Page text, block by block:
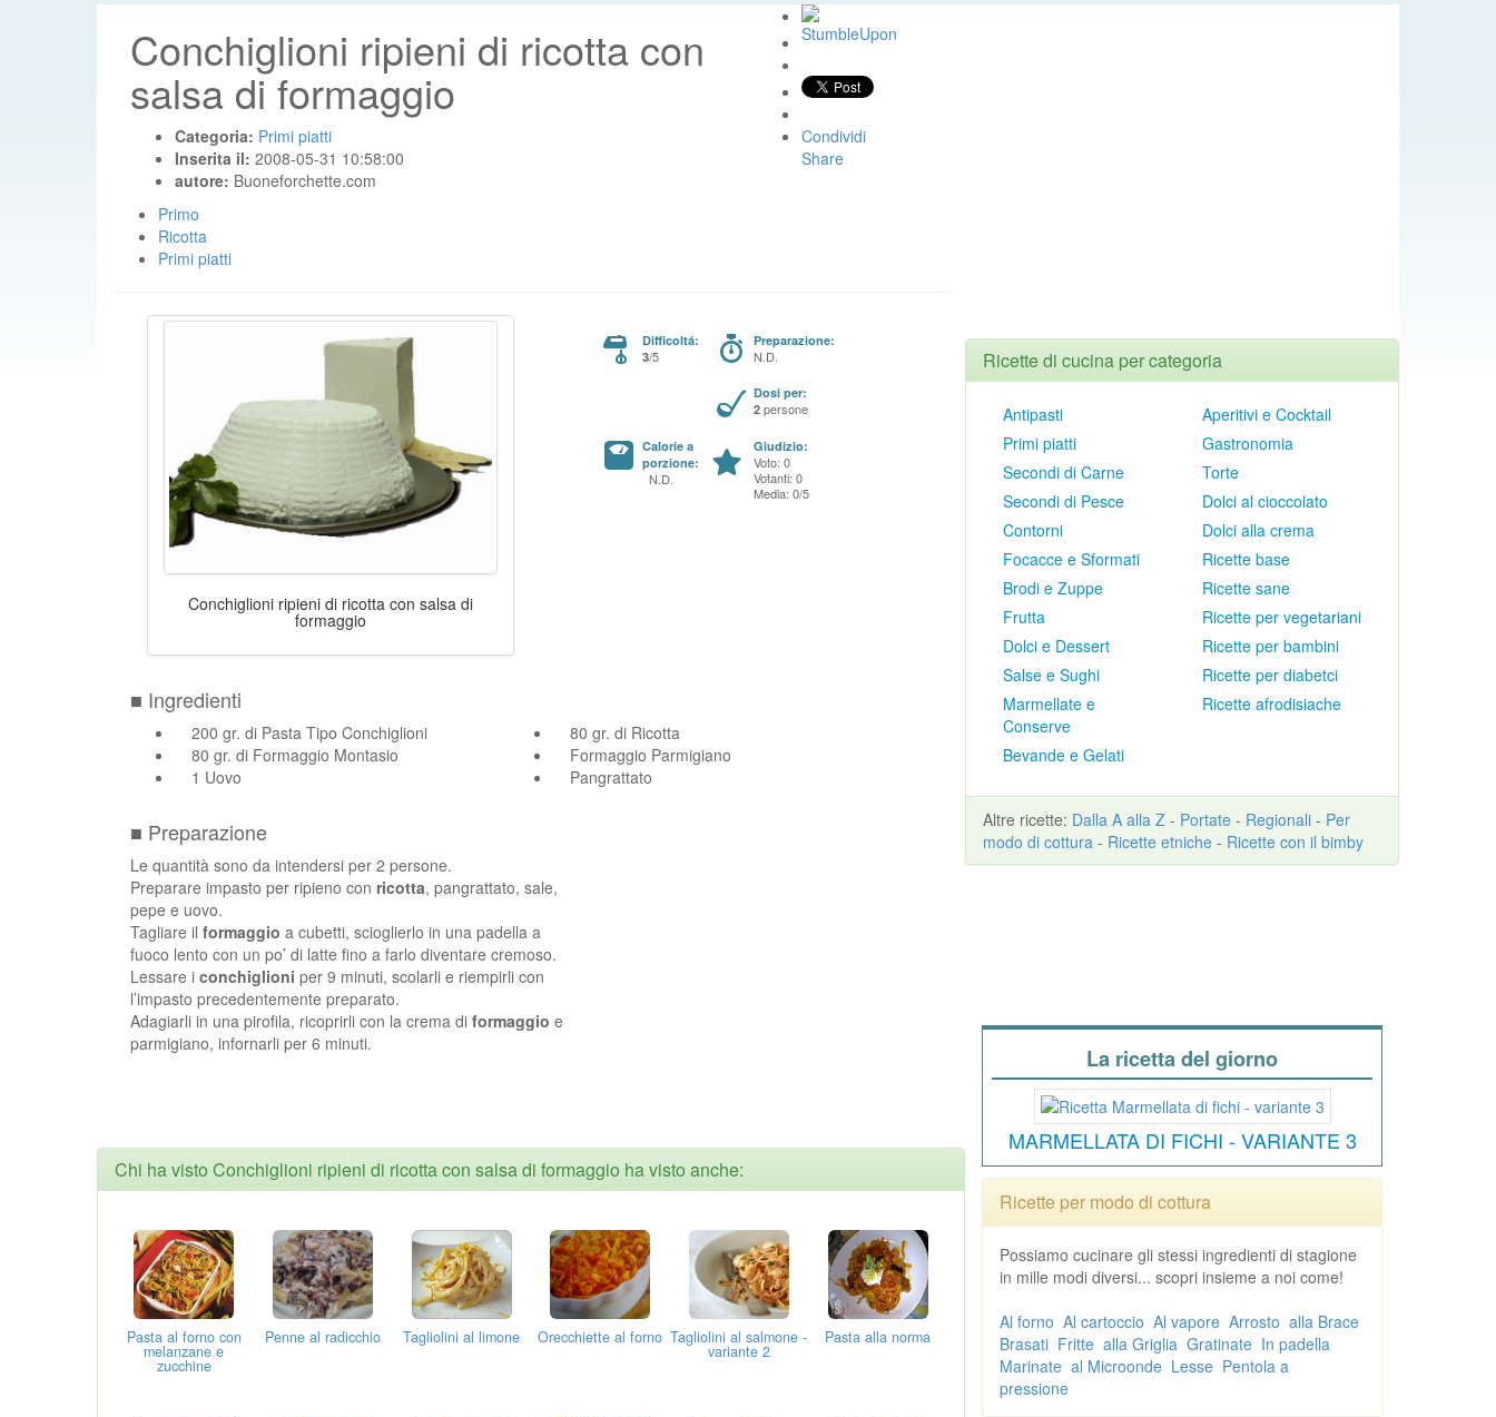
Conchiglioni ripieni di ricotta con
salsa di formaggio
Categoria: Primi piatti
Inserita il: 2008-05-31 10:58:00
autore: Buoneforchette.com
Condividi
Share
Primo
Ricotta
Primi piatti
Conchiglioni ripieni di ricotta con salsa di
formaggio
Difficoltá:
3/5
Preparazione:
N.D.
Dosi per:
2 persone
Calorie a
porzione:
N.D.
Giudizio:
Voto: 0
Votanti: 0
Media: 0/5
■ Ingredienti
200 gr. di Pasta Tipo Conchiglioni
80 gr. di Ricotta
80 gr. di Formaggio Montasio
Formaggio Parmigiano
1 Uovo
Pangrattato
■ Preparazione
Le quantità sono da intendersi per 2 persone.
Preparare impasto per ripieno con ricotta, pangrattato, sale,
pepe e uovo.
Tagliare il formaggio a cubetti, scioglierlo in una padella a
fuoco lento con un po’ di latte fino a farlo diventare cremoso.
Lessare i conchiglioni per 9 minuti, scolarli e riempirli con
l’impasto precedentemente preparato.
Adagiarli in una pirofila, ricoprirli con la crema di formaggio e
parmigiano, infornarli per 6 minuti.
Chi ha visto Conchiglioni ripieni di ricotta con salsa di formaggio ha visto anche:
Pasta al forno con
melanzane e
zucchine
Penne al radicchio Tagliolini al limone Orecchiette al forno Tagliolini al salmone -
variante 2
Pasta alla norma
Ricette di cucina per categoria
Antipasti
Primi piatti
Secondi di Carne
Secondi di Pesce
Contorni
Focacce e Sformati
Brodi e Zuppe
Frutta
Dolci e Dessert
Salse e Sughi
Marmellate e
Conserve
Bevande e Gelati
Aperitivi e Cocktail
Gastronomia
Torte
Dolci al cioccolato
Dolci alla crema
Ricette base
Ricette sane
Ricette per vegetariani
Ricette per bambini
Ricette per diabetci
Ricette afrodisiache
Altre ricette: Dalla A alla Z - Portate - Regionali - Per
modo di cottura - Ricette etniche - Ricette con il bimby
La ricetta del giorno
MARMELLATA DI FICHI - VARIANTE 3
Ricette per modo di cottura
Possiamo cucinare gli stessi ingredienti di stagione
in mille modi diversi... scopri insieme a noi come!
Al forno Al cartoccio Al vapore Arrosto alla Brace
Brasati Fritte alla Griglia Gratinate In padella
Marinate al Microonde Lesse Pentola a
pressione